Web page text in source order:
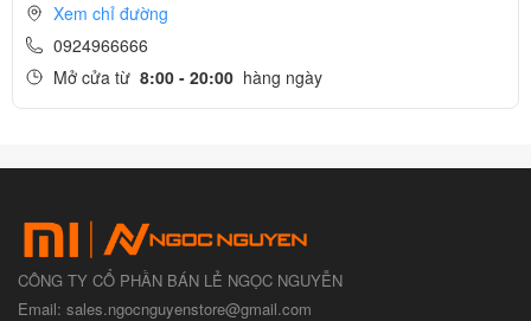
Xem chỉ đường
0924966666
Mở cửa từ 8:00 - 20:00 hàng ngày
CÔNG TY CỔ PHẦN BÁN LẺ NGỌC NGUYỄN
Email: sales.ngocnguyenstore@gmail.com